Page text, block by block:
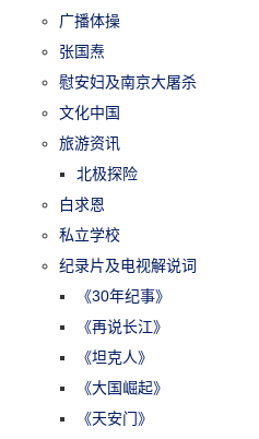
广播体操
张国焘
慰安妇及南京大屠杀
文化中国
旅游资讯
北极探险
白求恩
私立学校
纪录片及电视解说词
《30年纪事》
《再说长江》
《坦克人》
《大国崛起》
《天安门》